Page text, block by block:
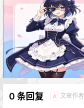
0 条回复 A 文章作者